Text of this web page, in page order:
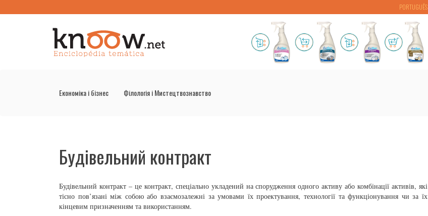
PORTUGUÊS
Економіка і бізнес Філологія і Мистецтвознавство
Будівельний контракт
Будівельний контракт – це контракт, спеціально укладений на спорудження одного активу або комбінації активів, які
тісно пов’язані між собою або взаємозалежні за умовами їх проектування, технології та функціонування чи за їх
кінцевим призначенням та використанням.